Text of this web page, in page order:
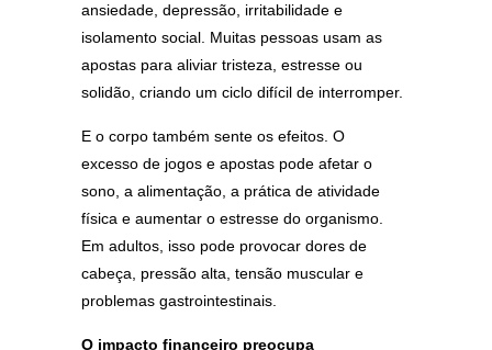
ansiedade, depressão, irritabilidade e
isolamento social. Muitas pessoas usam as
apostas para aliviar tristeza, estresse ou
solidão, criando um ciclo difícil de interromper.
E o corpo também sente os efeitos. O
excesso de jogos e apostas pode afetar o
sono, a alimentação, a prática de atividade
física e aumentar o estresse do organismo.
Em adultos, isso pode provocar dores de
cabeça, pressão alta, tensão muscular e
problemas gastrointestinais.
O impacto financeiro preocupa